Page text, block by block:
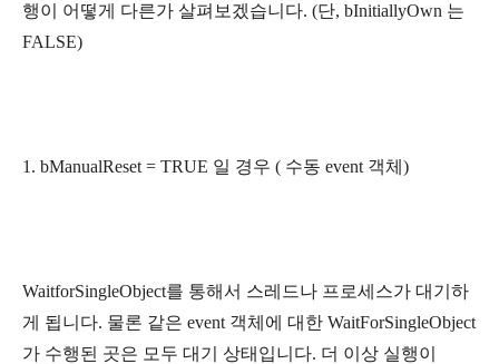
행이 어떻게 다른가 살펴보겠습니다. (단, bInitiallyOwn 는
FALSE)
1. bManualReset = TRUE 일 경우 ( 수동 event 객체)
WaitforSingleObject를 통해서 스레드나 프로세스가 대기하
게 됩니다. 물론 같은 event 객체에 대한 WaitForSingleObject
가 수행된 곳은 모두 대기 상태입니다. 더 이상 실행이